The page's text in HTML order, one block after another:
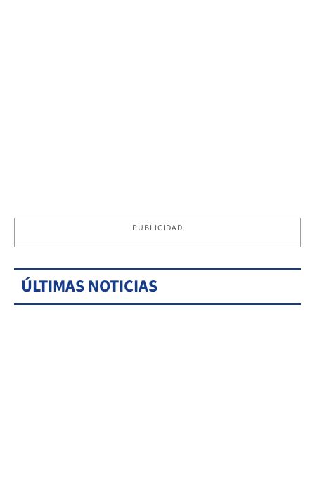
PUBLICIDAD
ÚLTIMAS NOTICIAS